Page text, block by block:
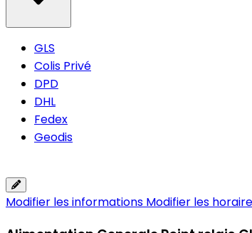
GLS
Colis Privé
DPD
DHL
Fedex
Geodis
Modifier les informations Modifier les